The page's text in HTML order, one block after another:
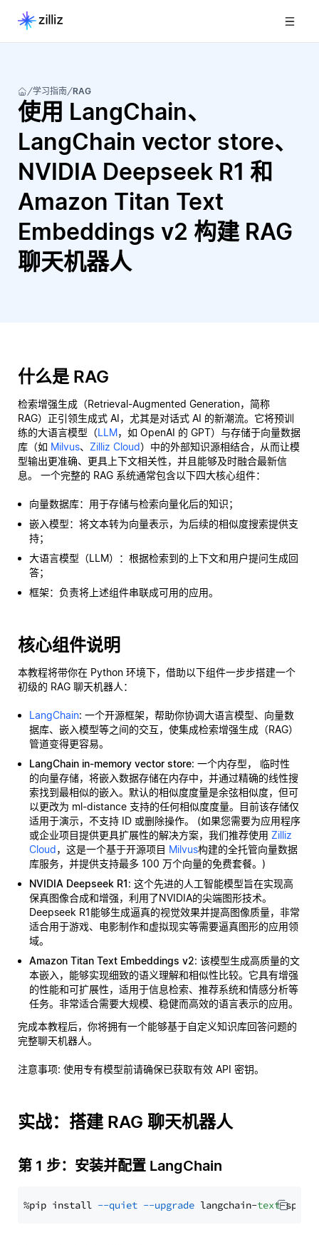
学习指南 RAG
使用 LangChain、
LangChain vector store、
NVIDIA Deepseek R1 和
Amazon Titan Text
Embeddings v2 构建 RAG
聊天机器人
什么是 RAG
检索增强生成（Retrieval-Augmented Generation，简称
RAG）正引领生成式 AI，尤其是对话式 AI 的新潮流。它将预训
练的大语言模型（LLM，如 OpenAI 的 GPT）与存储于向量数据
库（如 Milvus、 Zilliz Cloud）中的外部知识源相结合，从而让模
型输出更准确、更具上下文相关性，并且能够及时融合最新信
息。 一个完整的 RAG 系统通常包含以下四大核心组件：
向量数据库：用于存储与检索向量化后的知识；
嵌入模型：将文本转为向量表示，为后续的相似度搜索提供支
持；
大语言模型（LLM）：根据检索到的上下文和用户提问生成回
答；
框架：负责将上述组件串联成可用的应用。
核心组件说明
本教程将带你在 Python 环境下，借助以下组件一步步搭建一个
初级的 RAG 聊天机器人：
LangChain: 一个开源框架，帮助你协调大语言模型、向量数
据库、嵌入模型等之间的交互，使集成检索增强生成（RAG）
管道变得更容易。
LangChain in-memory vector store: 一个内存型， 临时性
的向量存储，将嵌入数据存储在内存中，并通过精确的线性搜
索找到最相似的嵌入。默认的相似度度量是余弦相似度，但可
以更改为 ml-distance 支持的任何相似度度量。目前该存储仅
适用于演示，不支持 ID 或删除操作。 (如果您需要为应用程序
或企业项目提供更具扩展性的解决方案，我们推荐使用 Zilliz
Cloud，这是一个基于开源项目 Milvus构建的全托管向量数据
库服务，并提供支持最多 100 万个向量的免费套餐。)
NVIDIA Deepseek R1: 这个先进的人工智能模型旨在实现高
保真图像合成和增强，利用了NVIDIA的尖端图形技术。
Deepseek R1能够生成逼真的视觉效果并提高图像质量，非常
适合用于游戏、电影制作和虚拟现实等需要逼真图形的应用领
域。
Amazon Titan Text Embeddings v2: 该模型生成高质量的文
本嵌入，能够实现细致的语义理解和相似性比较。它具有增强
的性能和可扩展性，适用于信息检索、推荐系统和情感分析等
任务。非常适合需要大规模、稳健而高效的语言表示的应用。
完成本教程后，你将拥有一个能够基于自定义知识库回答问题的
完整聊天机器人。
注意事项: 使用专有模型前请确保已获取有效 API 密钥。
实战：搭建 RAG 聊天机器人
第 1 步：安装并配置 LangChain
%pip install --quiet --upgrade langchain-text